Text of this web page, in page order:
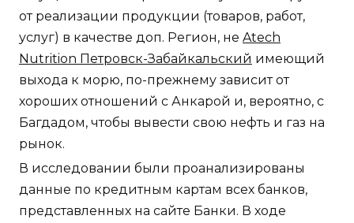
от реализации продукции (товаров, работ,
услуг) в качестве доп. Регион, не Atech
Nutrition Петровск-Забайкальский имеющий
выхода к морю, по-прежнему зависит от
хороших отношений с Анкарой и, вероятно, с
Багдадом, чтобы вывести свою нефть и газ на
рынок.
В исследовании были проанализированы
данные по кредитным картам всех банков,
представленных на сайте Банки. В ходе